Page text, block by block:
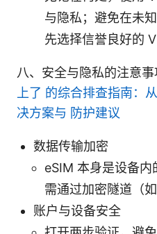
与隐私；避免在未
先选择信誉良好的
八、安全与隐私的注意事
上了 的综合排查指南：
决方案与 防护建议
数据传输加密
eSIM 本身是设备
需通过加密隧道（
账户与设备安全